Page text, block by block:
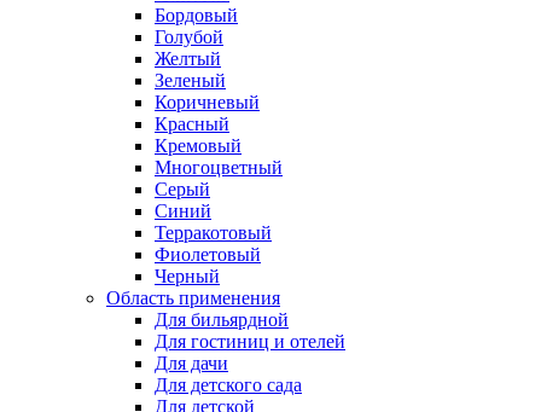
Бордовый
Голубой
Желтый
Зеленый
Коричневый
Красный
Кремовый
Многоцветный
Серый
Синий
Терракотовый
Фиолетовый
Черный
Область применения
Для бильярдной
Для гостиниц и отелей
Для дачи
Для детского сада
Для детской